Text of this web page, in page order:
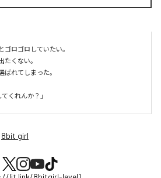
ゴロゴロしていたい。
たくない。
ばれてしまった。
8bit girl